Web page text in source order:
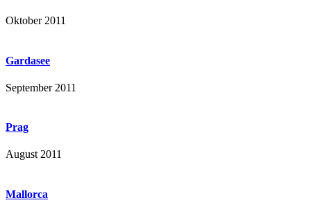
Oktober 2011
Gardasee
September 2011
Prag
August 2011
Mallorca